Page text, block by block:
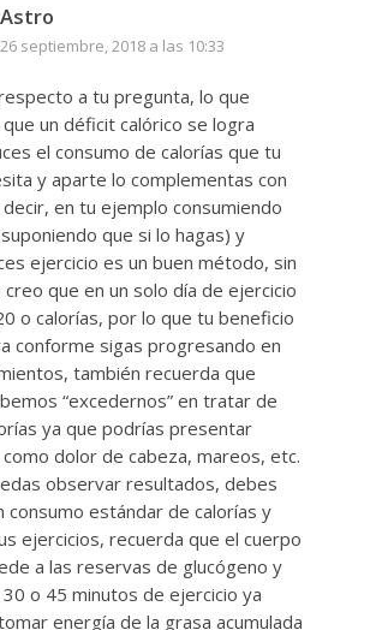
Astro
26 septiembre, 2018 a las 10:33
a tu pregunta, lo que
un déficit calórico se logra
el consumo de calorías que tu
y aparte lo complementas con
en tu ejemplo consumiendo
que si lo hagas) y
ejercicio es un buen método, sin
que en un solo día de ejercicio
o calorías, por lo que tu beneficio
conforme sigas progresando en
también recuerda que
“excedernos” en tratar de
ya que podrías presentar
dolor de cabeza, mareos, etc.
observar resultados, debes
consumo estándar de calorías y
ejercicios, recuerda que el cuerpo
a las reservas de glucógeno y
o 45 minutos de ejercicio ya
energía de la grasa acumulada